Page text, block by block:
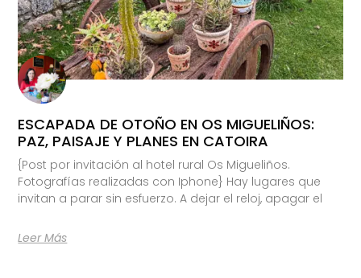
ESCAPADA DE OTOÑO EN OS MIGUELIÑOS:
PAZ, PAISAJE Y PLANES EN CATOIRA
{Post por invitación al hotel rural Os Migueliños.
Fotografías realizadas con Iphone} Hay lugares que
invitan a parar sin esfuerzo. A dejar el reloj, apagar el
Leer Más